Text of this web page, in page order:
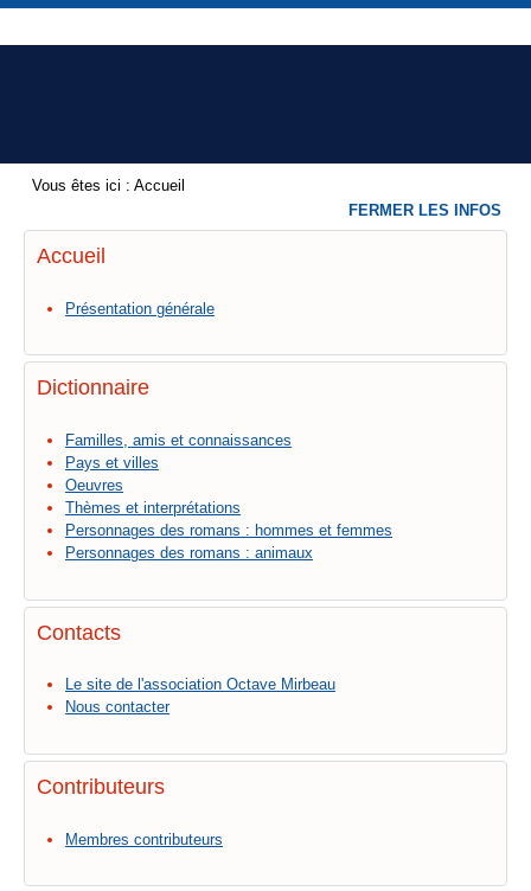
Vous êtes ici : Accueil
Accueil
Présentation générale
Dictionnaire
Familles, amis et connaissances
Pays et villes
Oeuvres
Thèmes et interprétations
Personnages des romans : hommes et femmes
Personnages des romans : animaux
Contacts
Le site de l'association Octave Mirbeau
Nous contacter
Contributeurs
Membres contributeurs
FERMER LES INFOS